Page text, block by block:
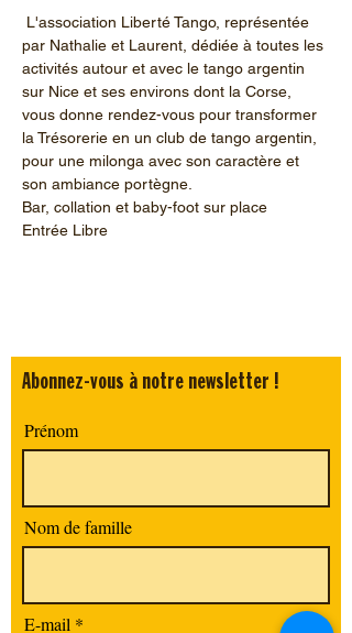
L'association Liberté Tango, représentée
par Nathalie et Laurent, dédiée à toutes les
activités autour et avec le tango argentin
sur Nice et ses environs dont la Corse,
vous donne rendez-vous pour transformer
la Trésorerie en un club de tango argentin,
pour une milonga avec son caractère et
son ambiance portègne.
Bar, collation et baby-foot sur place
Entrée Libre
Abonnez-vous à notre newsletter !
Prénom
Nom de famille
E-mail